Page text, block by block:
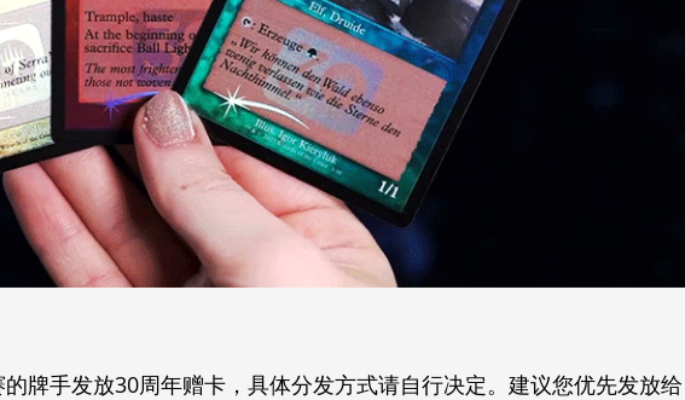
牌手发放30周年赠卡，具体分发方式请自行决定。建议您优先发放给